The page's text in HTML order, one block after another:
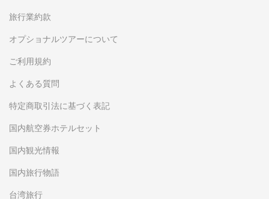
旅行業約款
オプショナルツアーについて
ご利用規約
よくある質問
特定商取引法に基づく表記
国内航空券ホテルセット
国内観光情報
国内旅行物語
台湾旅行